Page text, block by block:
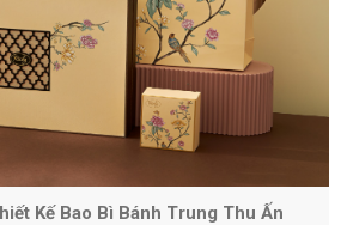
Kế Bao Bì Bánh Trung Thu Ấn